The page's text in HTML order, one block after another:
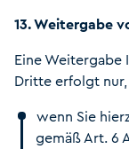
13. Weitergabe
Eine Weitergabe
Dritte erfolgt nur,
wenn Sie
gemäß Art. 6